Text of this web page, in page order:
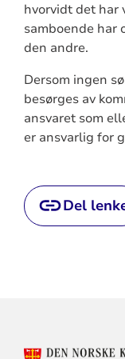
hvorvidt det har
samboende har
den andre.
Dersom ingen
besørges av
ansvaret som
er ansvarlig for
Del